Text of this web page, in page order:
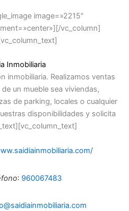
image=»2215″
vc_column]
Inmobiliaria
inmobiliaria. Realizamos ventas
un mueble sea viviendas,
de parking, locales o cualquier
disponibilidades y solicita
: 960067483